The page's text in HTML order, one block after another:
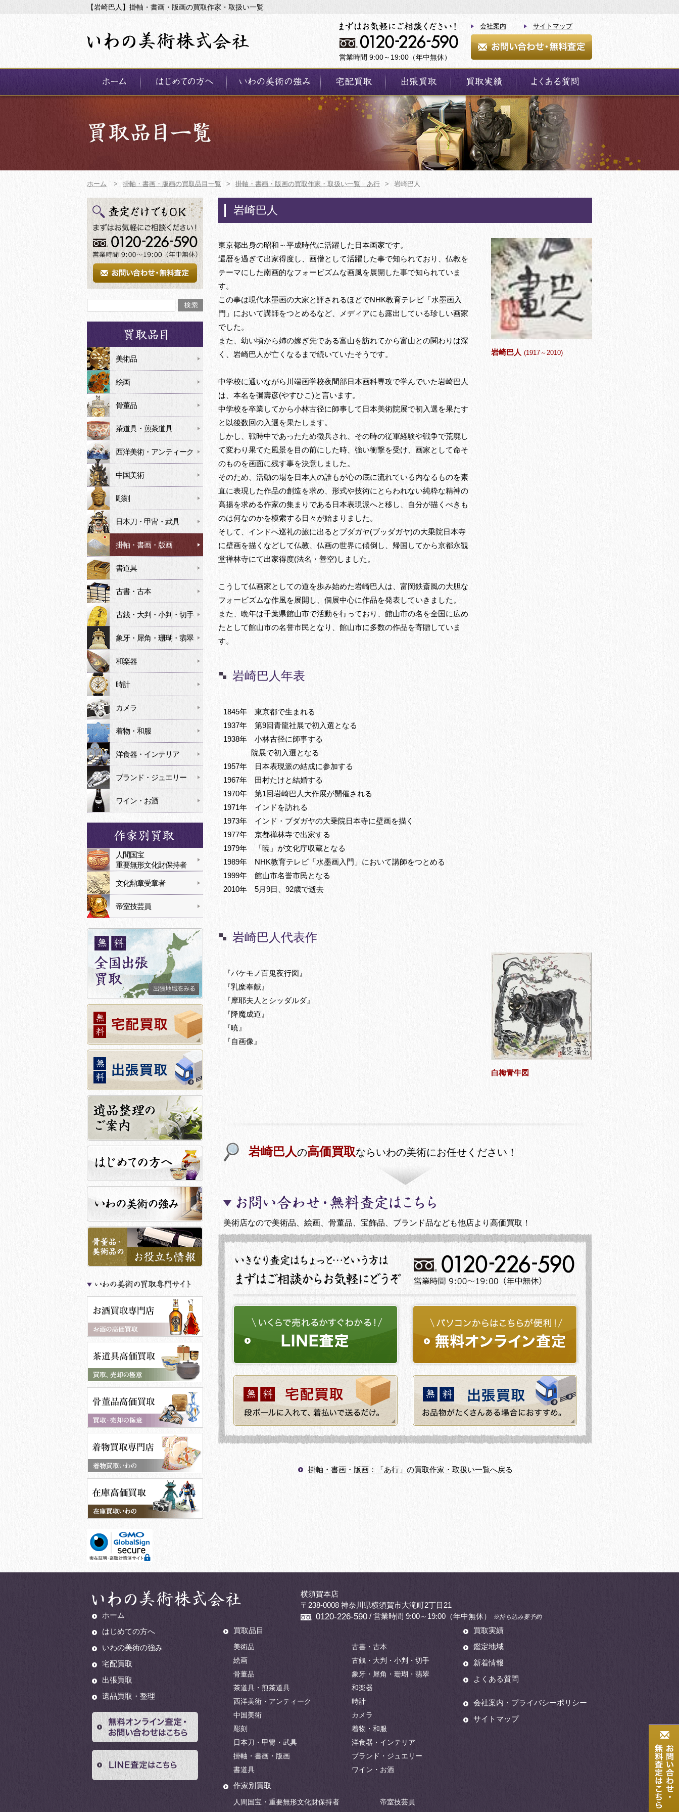
【岩崎巴人】掛軸・書画・版画の買取作家・取扱い一覧
営業時間 9:00～19:00（年中無休）
会社案内 サイトマップ
ホーム > 掛軸・書画・版画の買取品目一覧 > 掛軸・書画・版画の買取作家・取扱い一覧 あ行 > 岩崎巴人
岩崎巴人
岩崎巴人 (1917～2010)
東京都出身の昭和～平成時代に活躍した日本画家です。
還暦を過ぎて出家得度し、画僧として活躍した事で知られており、仏教を
テーマにした南画的なフォービズムな画風を展開した事で知られていま
す。
この事は現代水墨画の大家と評されるほどでNHK教育テレビ「水墨画入
門」において講師をつとめるなど、メディアにも露出している珍しい画家
でした。
また、幼い頃から姉の嫁ぎ先である富山を訪れてから富山との関わりは深
く、岩崎巴人が亡くなるまで続いていたそうです。
中学校に通いながら川端画学校夜間部日本画科専攻で学んでいた岩崎巴人
は、本名を彌壽彦(やすひこ)と言います。
中学校を卒業してから小林古径に師事して日本美術院展で初入選を果たす
と以後数回の入選を果たします。
しかし、戦時中であったため徴兵され、その時の従軍経験や戦争で荒廃し
て変わり果てた風景を目の前にした時、強い衝撃を受け、画家として命そ
のものを画面に残す事を決意しました。
そのため、活動の場を日本人の誰もが心の底に流れている内なるものを素
直に表現した作品の創造を求め、形式や技術にとらわれない純粋な精神の
高揚を求める作家の集まりである日本表現派へと移し、自分が描くべきも
のは何なのかを模索する日々が始まりました。
そして、インドへ巡礼の旅に出るとブダガヤ(ブッダガヤ)の大乗院日本寺
に壁画を描くなどして仏教、仏画の世界に傾倒し、帰国してから京都永観
堂禅林寺にて出家得度(法名・善空)しました。
こうして仏画家としての道を歩み始めた岩崎巴人は、富岡鉄斎風の大胆な
フォービズムな作風を展開し、個展中心に作品を発表していきました。
また、晩年は千葉県館山市で活動を行っており、館山市の名を全国に広め
たとして館山市の名誉市民となり、館山市に多数の作品を寄贈していま
す。
岩崎巴人年表
1845年 東京都で生まれる
1937年 第9回青龍社展で初入選となる
1938年 小林古径に師事する
院展で初入選となる
1957年 日本表現派の結成に参加する
1967年 田村たけと結婚する
1970年 第1回岩崎巴人大作展が開催される
1971年 インドを訪れる
1973年 インド・ブダガヤの大乗院日本寺に壁画を描く
1977年 京都禅林寺で出家する
1979年 「暁」が文化庁収蔵となる
1989年 NHK教育テレビ「水墨画入門」において講師をつとめる
1999年 館山市名誉市民となる
2010年 5月9日、92歳で逝去
岩崎巴人代表作
白梅青牛図
『バケモノ百鬼夜行図』
『乳糜奉献』
『摩耶夫人とシッダルダ』
『降魔成道』
『暁』
『自画像』
岩崎巴人の高価買取ならいわの美術にお任せください！
美術店なので美術品、絵画、骨董品、宝飾品、ブランド品なども他店より高価買取！
掛軸・書画・版画：「あ行」の買取作家・取扱い一覧へ戻る
美術品
絵画
骨董品
茶道具・煎茶道具
西洋美術・アンティーク
中国美術
彫刻
日本刀・甲冑・武具
掛軸・書画・版画
書道具
古書・古本
古銭・大判・小判・切手
象牙・犀角・珊瑚・翡翠
和楽器
時計
カメラ
着物・和服
洋食器・インテリア
ブランド・ジュエリー
ワイン・お酒
人間国宝
重要無形文化財保持者
文化勲章受章者
帝室技芸員
横須賀本店
〒238-0008 神奈川県横須賀市大滝町2丁目21
0120-226-590 / 営業時間 9:00～19:00（年中無休） ※持ち込み要予約
ホーム
はじめての方へ
いわの美術の強み
宅配買取
出張買取
遺品買取・整理
買取品目
美術品
絵画
骨董品
茶道具・煎茶道具
西洋美術・アンティーク
中国美術
彫刻
日本刀・甲冑・武具
掛軸・書画・版画
書道具
古書・古本
古銭・大判・小判・切手
象牙・犀角・珊瑚・翡翠
和楽器
時計
カメラ
着物・和服
洋食器・インテリア
ブランド・ジュエリー
ワイン・お酒
買取実績
鑑定地域
新着情報
よくある質問
会社案内・プライバシーポリシー
サイトマップ
作家別買取
人間国宝・重要無形文化財保持者
帝室技芸員